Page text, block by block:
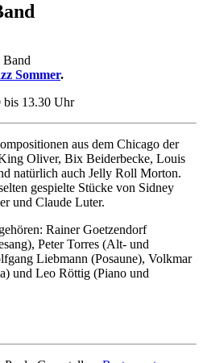
Band
Sommer.
bis 13.30 Uhr
aus dem Chicago der
Oliver, Bix Beiderbecke, Louis
natürlich auch Jelly Roll Morton.
gespielte Stücke von Sidney
und Claude Luter.
Rainer Goetzendorf
Peter Torres (Alt- und
Liebmann (Posaune), Volkmar
und Leo Röttig (Piano und